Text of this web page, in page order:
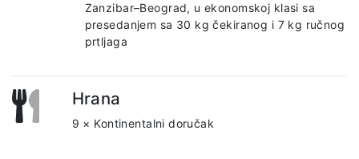
Zanzibar–Beograd, u ekonomskoj klasi sa
presedanjem sa 30 kg čekiranog i 7 kg ručnog
prtljaga
Hrana
9 × Kontinentalni doručak